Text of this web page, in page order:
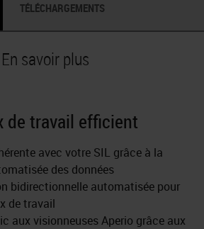
TÉLÉCHARGEMENTS
En savoir plus
de travail efficient
avec votre SIL grâce à la
des données
bidirectionnelle automatisée pour
de travail
aux visionneuses Aperio grâce aux